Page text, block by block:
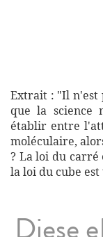
Extrait : "Il n'est
que la science
établir entre
moléculaire,
? La loi du
la loi du cube